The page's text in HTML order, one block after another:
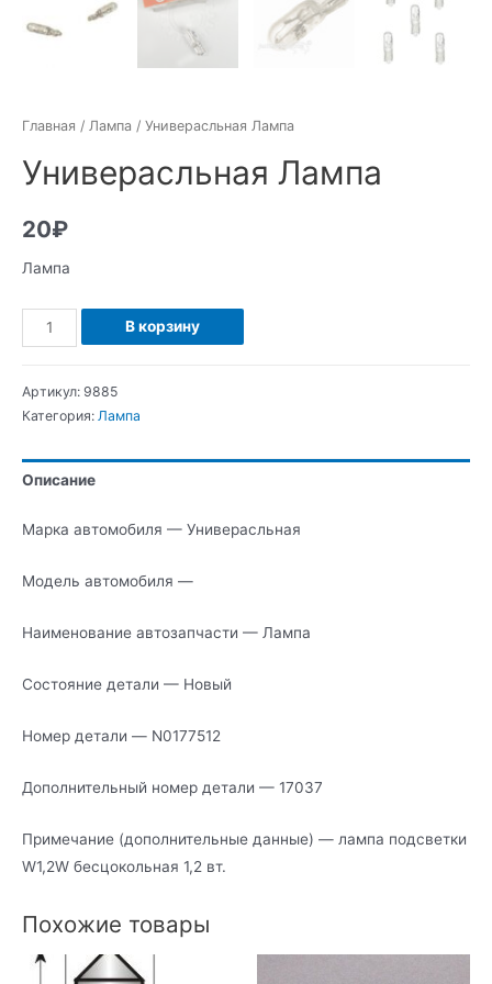
Главная / Лампа / Универасльная Лампа
Универасльная Лампа
20₽
Лампа
Количество
Универасльная
В корзину
Артикул: 9885
Категория: Лампа
Описание
Марка автомобиля — Универасльная
Модель автомобиля —
Наименование автозапчасти — Лампа
Состояние детали — Новый
Номер детали — N0177512
Дополнительный номер детали — 17037
Примечание (дополнительные данные) — лампа подсветки
W1,2W бесцокольная 1,2 вт.
Похожие товары